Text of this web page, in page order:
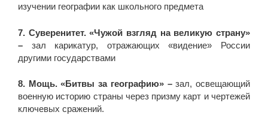
изучении географии как школьного предмета
7. Суверенитет. «Чужой взгляд на великую страну»
– зал карикатур, отражающих «видение» России
другими государствами
8. Мощь. «Битвы за географию» –зал, освещающий
военную историю страны через призму карт и чертежей
ключевых сражений.